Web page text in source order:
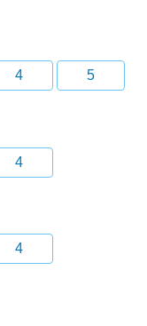
4 5
4
4